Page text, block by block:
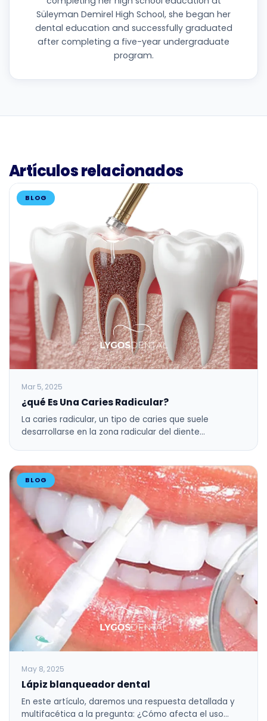
Süleyman Demirel High School, she began her
dental education and successfully graduated
after completing a five-year undergraduate
program.
Artículos relacionados
BLOG
Mar 5, 2025
¿qué Es Una Caries Radicular?
La caries radicular, un tipo de caries que suele
desarrollarse en la zona radicular del diente…
BLOG
May 8, 2025
Lápiz blanqueador dental
En este artículo, daremos una respuesta detallada y
multifacética a la pregunta: ¿Cómo afecta el uso…